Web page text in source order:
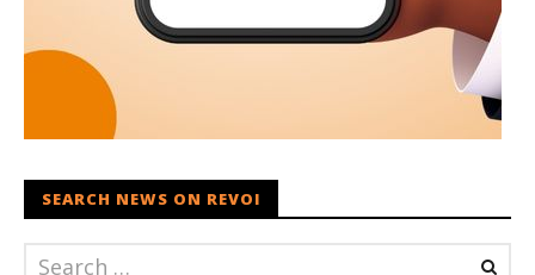
SEARCH NEWS ON REVOI